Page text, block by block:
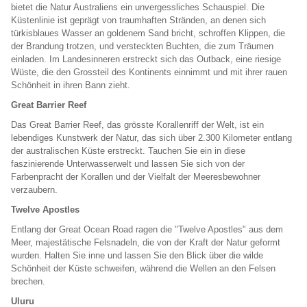
bietet die Natur Australiens ein unvergessliches Schauspiel. Die
Küstenlinie ist geprägt von traumhaften Stränden, an denen sich
türkisblaues Wasser an goldenem Sand bricht, schroffen Klippen, die
der Brandung trotzen, und versteckten Buchten, die zum Träumen
einladen. Im Landesinneren erstreckt sich das Outback, eine riesige
Wüste, die den Grossteil des Kontinents einnimmt und mit ihrer rauen
Schönheit in ihren Bann zieht.
Great Barrier Reef
Das Great Barrier Reef, das grösste Korallenriff der Welt, ist ein
lebendiges Kunstwerk der Natur, das sich über 2.300 Kilometer entlang
der australischen Küste erstreckt. Tauchen Sie ein in diese
faszinierende Unterwasserwelt und lassen Sie sich von der
Farbenpracht der Korallen und der Vielfalt der Meeresbewohner
verzaubern.
Twelve Apostles
Entlang der Great Ocean Road ragen die "Twelve Apostles" aus dem
Meer, majestätische Felsnadeln, die von der Kraft der Natur geformt
wurden. Halten Sie inne und lassen Sie den Blick über die wilde
Schönheit der Küste schweifen, während die Wellen an den Felsen
brechen.
Uluru